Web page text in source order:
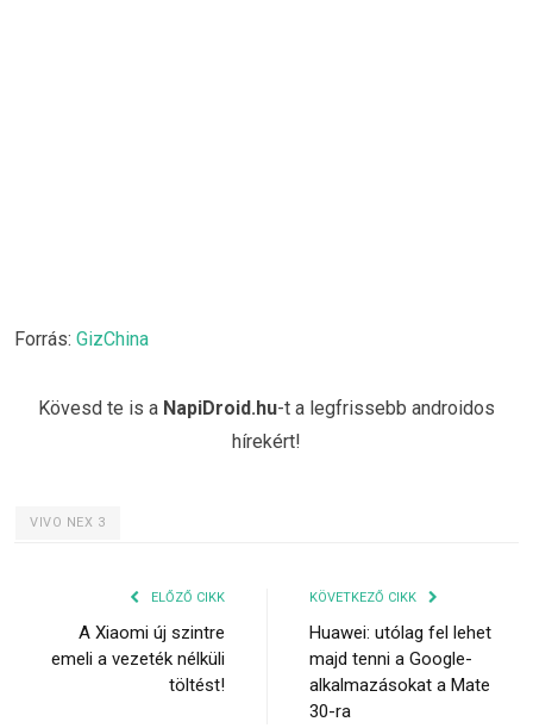
Forrás: GizChina
Kövesd te is a NapiDroid.hu-t a legfrissebb androidos
hírekért!
VIVO NEX 3
ELŐZŐ CIKK
A Xiaomi új szintre
emeli a vezeték nélküli
töltést!
KÖVETKEZŐ CIKK
Huawei: utólag fel lehet
majd tenni a Google-
alkalmazásokat a Mate
30-ra